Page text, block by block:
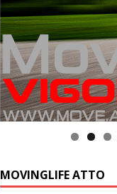
MOVINGLIFE ATTO